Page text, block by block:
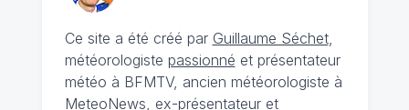
Ce site a été créé par Guillaume Séchet,
météorologiste passionné et présentateur
météo à BFMTV, ancien météorologiste à
MeteoNews, ex-présentateur et